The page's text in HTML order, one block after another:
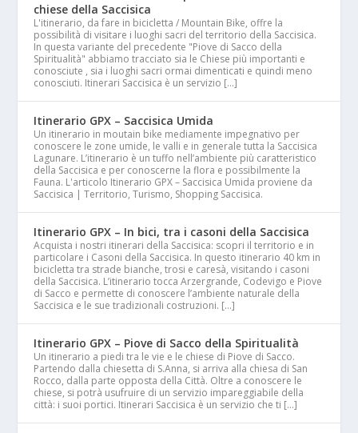
chiese della Saccisica
L'itinerario, da fare in bicicletta / Mountain Bike, offre la
possibilità di visitare i luoghi sacri del territorio della Saccisica.
In questa variante del precedente "Piove di Sacco della
Spiritualità" abbiamo tracciato sia le Chiese più importanti e
conosciute , sia i luoghi sacri ormai dimenticati e quindi meno
conosciuti. Itinerari Saccisica è un servizio […]
Itinerario GPX – Saccisica Umida
Un itinerario in moutain bike mediamente impegnativo per
conoscere le zone umide, le valli e in generale tutta la Saccisica
Lagunare. L’itinerario è un tuffo nell’ambiente più caratteristico
della Saccisica e per conoscerne la flora e possibilmente la
Fauna. L'articolo Itinerario GPX – Saccisica Umida proviene da
Saccisica | Territorio, Turismo, Shopping Saccisica.
Itinerario GPX – In bici, tra i casoni della Saccisica
Acquista i nostri itinerari della Saccisica: scopri il territorio e in
particolare i Casoni della Saccisica. In questo itinerario 40 km in
bicicletta tra strade bianche, trosi e caresà, visitando i casoni
della Saccisica. L’itinerario tocca Arzergrande, Codevigo e Piove
di Sacco e permette di conoscere l’ambiente naturale della
Saccisica e le sue tradizionali costruzioni. […]
Itinerario GPX – Piove di Sacco della Spiritualità
Un itinerario a piedi tra le vie e le chiese di Piove di Sacco.
Partendo dalla chiesetta di S.Anna, si arriva alla chiesa di San
Rocco, dalla parte opposta della Città. Oltre a conoscere le
chiese, si potrà usufruire di un servizio impareggiabile della
città: i suoi portici. Itinerari Saccisica è un servizio che ti […]